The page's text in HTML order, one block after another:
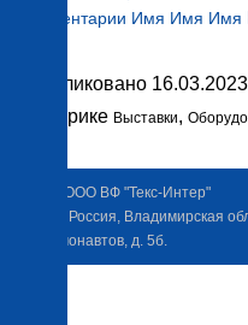
Комментарии Имя Имя Имя
Опубликовано 16.03.2023
В рубрике Выставки,
2026 © ООО ВФ "Текс-Интер"
601911, Россия, Владимирская
ул. Космонавтов, д. 5б.